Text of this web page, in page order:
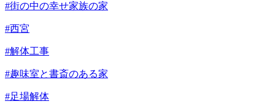
#街の中の幸せ家族の家
#西宮
#解体工事
#趣味室と書斎のある家
#足場解体